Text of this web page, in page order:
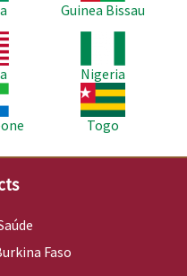
Guinea Bissau
Nigeria
Imagem
Togo
Faso